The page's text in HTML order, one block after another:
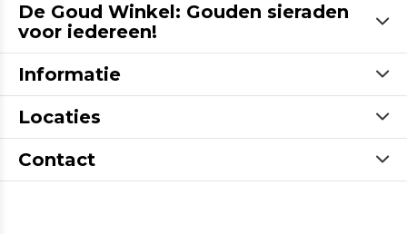
De Goud Winkel: Gouden sieraden
voor iedereen!
Informatie
Locaties
Contact